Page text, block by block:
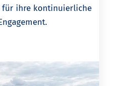
für ihre kontinuierliche